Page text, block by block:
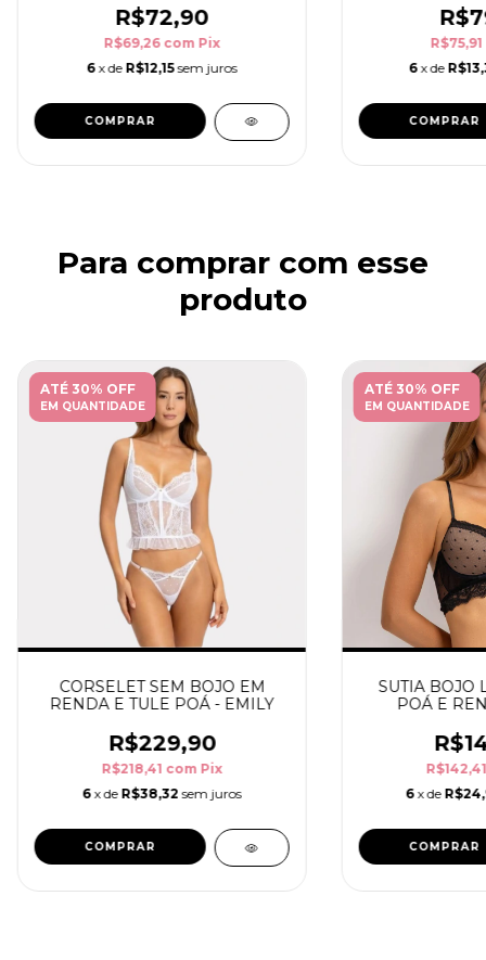
R$72,90
R$69,26 com Pix
6 x de R$12,15 sem juros
COMPRAR
R$75,91
6 x de
COMPRAR
Para comprar com esse
produto
ATÉ 30% OFF
EM QUANTIDADE
CORSELET SEM BOJO EM
RENDA E TULE POÁ - EMILY
R$229,90
R$218,41 com Pix
6 x de R$38,32 sem juros
COMPRAR
ATÉ 30% OFF
EM QUANTIDADE
SUTIA BOJO
POÁ E
6 x de
COMPRAR